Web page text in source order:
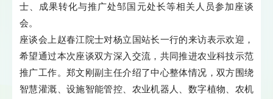
士、成果转化与推广处邹国元处长等相关人员参加座谈
会。
座谈会上赵春江院士对杨立国站长一行的来访表示欢迎，
希望通过本次座谈双方深入交流，共同推进农业科技示范
推广工作。郑文刚副主任介绍了中心整体情况，双方围绕
智慧灌溉、设施智能管控、农业机器人、数字植物、农机